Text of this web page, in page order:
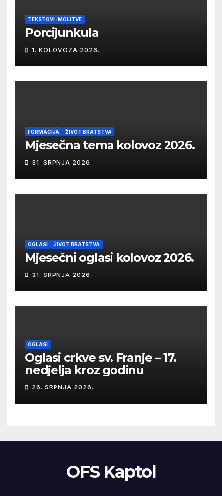
TEKSTOVI I MOLITVE
Porcijunkula
1. KOLOVOZA 2026.
FORMACIJA ŽIVOT BRATSTVA
Mjesečna tema kolovoz 2026.
31. SRPNJA 2026.
OGLASI ŽIVOT BRATSTVA
Mjesečni oglasi kolovoz 2026.
31. SRPNJA 2026.
OGLASI
Oglasi crkve sv. Franje – 17.
nedjelja kroz godinu
26. SRPNJA 2026.
OFS Kaptol